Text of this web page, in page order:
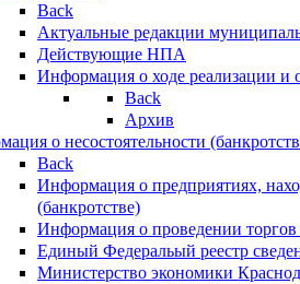
Back
Актуальные редакции
Действующие НПА
Информация о ходе реализации
Back
Архив
о несостоятельности
Back
Информация о предприятиях,
(банкротстве)
Информация о проведении
Единый Федеральый реестр
Министерство экономики